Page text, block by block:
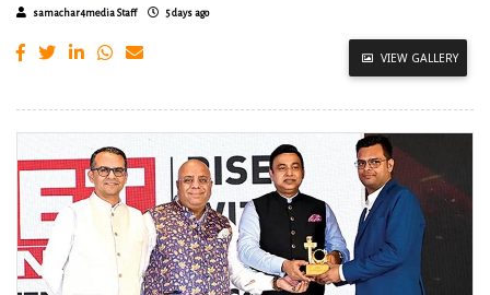
samachar4media Staff 5 days ago
VIEW GALLERY